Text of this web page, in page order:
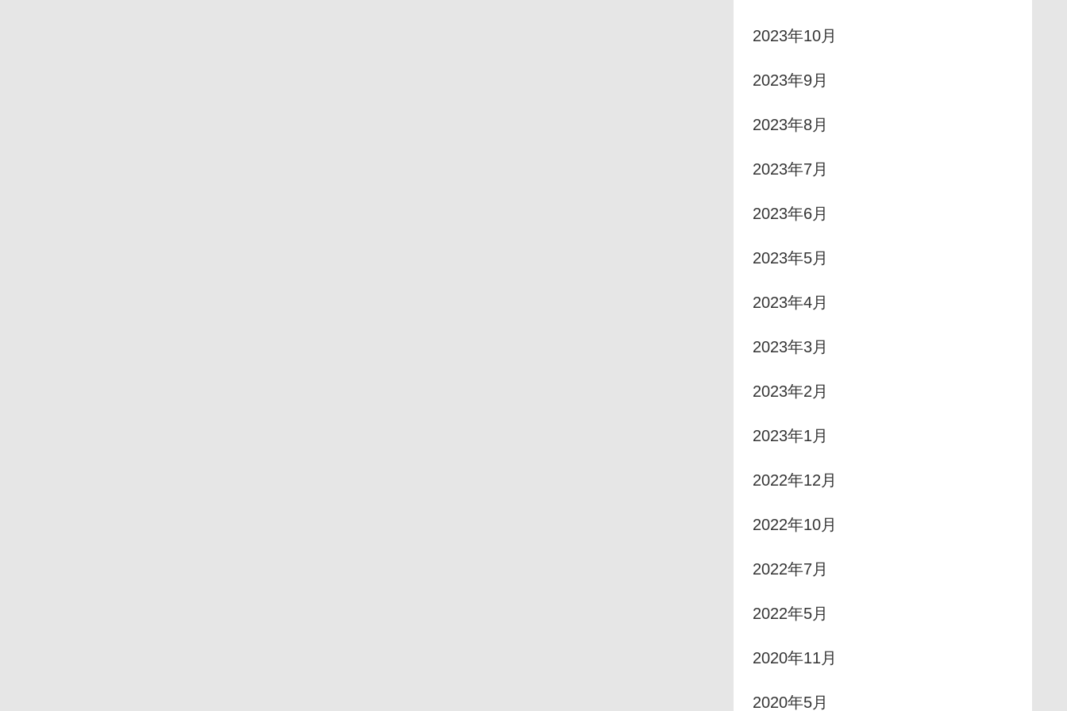
2023年10月
2023年9月
2023年8月
2023年7月
2023年6月
2023年5月
2023年4月
2023年3月
2023年2月
2023年1月
2022年12月
2022年10月
2022年7月
2022年5月
2020年11月
2020年5月